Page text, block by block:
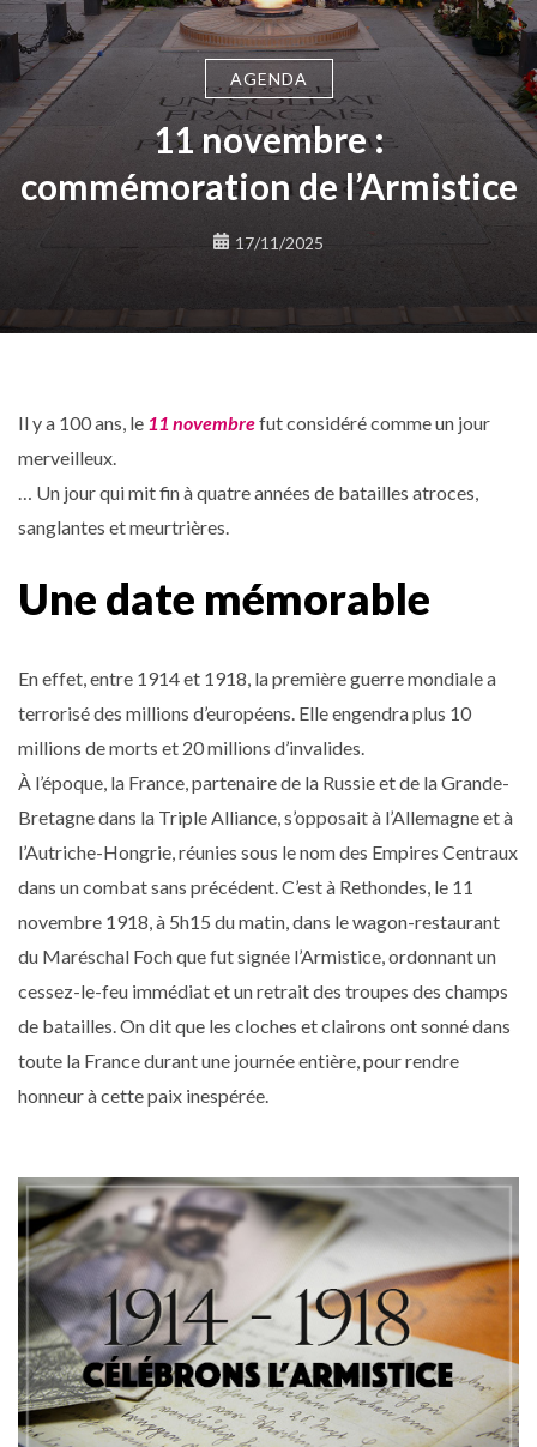
AGENDA
11 novembre :
commémoration de l’Armistice
17/11/2025
Il y a 100 ans, le 11 novembrefut considéré comme un jour
merveilleux.
… Un jour qui mit fin à quatre années de batailles atroces,
sanglantes et meurtrières.
Une date mémorable
En effet, entre 1914 et 1918, la première guerre mondiale a
terrorisé des millions d’européens. Elle engendra plus 10
millions de morts et 20 millions d’invalides.
À l’époque, la France, partenaire de la Russie et de la Grande-
Bretagne dans la Triple Alliance, s’opposait à l’Allemagne et à
l’Autriche-Hongrie, réunies sous le nom des Empires Centraux
dans un combat sans précédent. C’est à Rethondes, le 11
novembre 1918, à 5h15 du matin, dans le wagon-restaurant
du Maréschal Foch que fut signée l’Armistice, ordonnant un
cessez-le-feu immédiat et un retrait des troupes des champs
de batailles. On dit que les cloches et clairons ont sonné dans
toute la France durant une journée entière, pour rendre
honneur à cette paix inespérée.